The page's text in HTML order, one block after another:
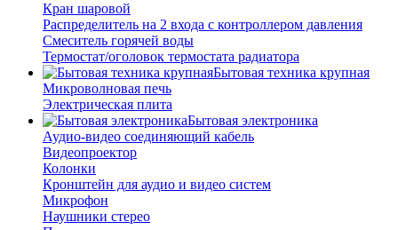
Кран шаровой
Распределитель на 2 входа с контроллером давления
Смеситель горячей воды
Термостат/оголовок термостата радиатора
Бытовая техника крупная
Микроволновая печь
Электрическая плита
Бытовая электроника
Аудио-видео соединяющий кабель
Видеопроектор
Колонки
Кронштейн для аудио и видео систем
Микрофон
Наушники стерео